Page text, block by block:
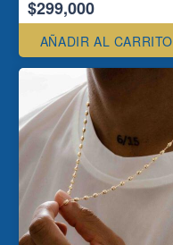
$299,000
AÑADIR AL CARRITO